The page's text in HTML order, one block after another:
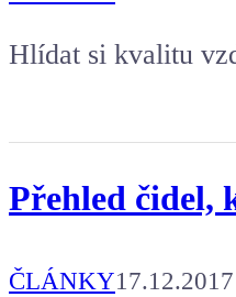
Hlídat si kvalitu
Přehled čidel,
ČLÁNKY17.12.2017